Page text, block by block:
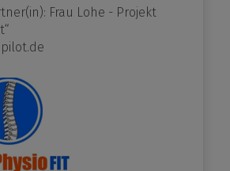
Frau Lohe - Projekt